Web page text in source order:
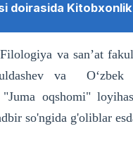
doirasida
va sanʼat
va O‘zbek
oqshomi"
so'ngida g'oliblar